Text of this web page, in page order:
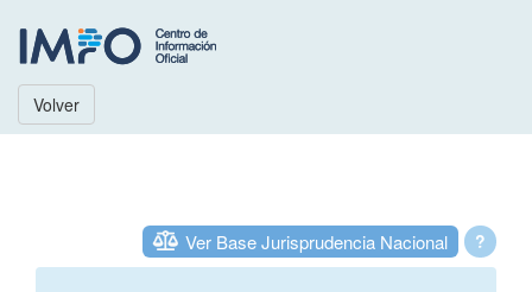
Volver
?
Ver Base Jurisprudencia Nacional